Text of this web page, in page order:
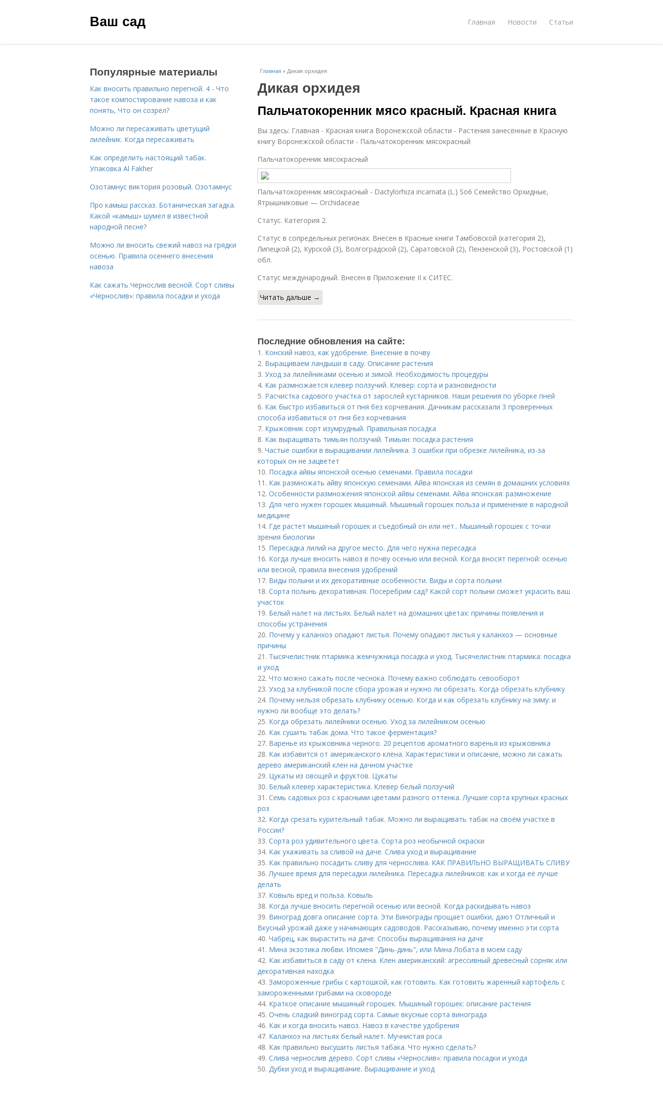
Ваш сад Главная Новости Статьи
Главная » Дикая орхидея
Дикая орхидея
Пальчатокоренник мясо красный. Красная книга
Вы здесь: Главная - Красная книга Воронежской области - Растения занесённые в Красную
книгу Воронежской области - Пальчатокоренник мясокрасный
Пальчатокоренник мясокрасный
Пальчатокоренник мясокрасный - Dactylorhiza incarnata (L.) So6 Семейство Орхидные,
Ятрышниковые — Orchidaceae
Cтатус. Категория 2.
Статус в сопредельных регионах. Внесен в Красные книги Тамбовской (категория 2),
Липецкой (2), Курской (3), Волгоградской (2), Саратовской (2), Пензенской (3), Ростовской (1)
обл.
Статус международный. Внесен в Приложение II к СИТЕС.
Читать дальше →
Последние обновления на сайте:
1. Конский навоз, как удобрение. Внесение в почву
2. Выращиваем ландыши в саду. Описание растения
3. Уход за лилейниками осенью и зимой. Необходимость процедуры
4. Как размножается клевер ползучий. Клевер: сорта и разновидности
5. Расчистка садового участка от зарослей кустарников. Наши решения по уборке пней
6. Как быстро избавиться от пня без корчевания. Дачникам рассказали 3 проверенных
способа избавиться от пня без корчевания
7. Крыжовник сорт изумрудный. Правильная посадка
8. Как выращивать тимьян ползучий. Тимьян: посадка растения
9. Частые ошибки в выращивании лилейника. 3 ошибки при обрезке лилейника, из-за
которых он не зацветет
10. Посадка айвы японской осенью семенами. Правила посадки
11. Как размножать айву японскую семенами. Айва японская из семян в домашних условиях
12. Особенности размножения японской айвы семенами. Айва японская: размножение
13. Для чего нужен горошек мышиный. Мышиный горошек польза и применение в народной
медицине
14. Где растет мышиный горошек и съедобный он или нет.. Мышиный горошек с точки
зрения биологии
15. Пересадка лилий на другое место. Для чего нужна пересадка
16. Когда лучше вносить навоз в почву осенью или весной. Когда вносят перегной: осенью
или весной, правила внесения удобрений
17. Виды полыни и их декоративные особенности. Виды и сорта полыни
18. Сорта полынь декоративная. Посеребрим сад? Какой сорт полыни сможет украсить ваш
участок
19. Белый налет на листьях. Белый налет на домашних цветах: причины появления и
способы устранения
20. Почему у каланхоэ опадают листья. Почему опадают листья у каланхоэ — основные
причины
21. Тысячелистник птармика жемчужница посадка и уход. Тысячелистник птармика: посадка
и уход
22. Что можно сажать после чеснока. Почему важно соблюдать севооборот
23. Уход за клубникой после сбора урожая и нужно ли обрезать. Когда обрезать клубнику
24. Почему нельзя обрезать клубнику осенью. Когда и как обрезать клубнику на зиму: и
нужно ли вообще это делать?
25. Когда обрезать лилейники осенью. Уход за лилейником осенью
26. Как сушить табак дома. Что такое ферментация?
27. Варенье из крыжовника черного. 20 рецептов ароматного варенья из крыжовника
28. Как избавится от американского клёна. Характеристики и описание, можно ли сажать
дерево американский клен на дачном участке
29. Цукаты из овощей и фруктов. Цукаты
30. Белый клевер характеристика. Клевер белый ползучий
31. Семь садовых роз с красными цветами разного оттенка. Лучшие сорта крупных красных
роз
32. Когда срезать курительный табак. Можно ли выращивать табак на своём участке в
России?
33. Сорта роз удивительного цвета. Сорта роз необычной окраски
34. Как ухаживать за сливой на даче. Слива уход и выращивание
35. Как правильно посадить сливу для чернослива. КАК ПРАВИЛЬНО ВЫРАЩИВАТЬ СЛИВУ
36.Лучшее время для пересадки лилейника. Пересадка лилейников: как и когда её лучше
делать
37. Ковыль вред и польза. Ковыль
38. Когда лучше вносить перегной осенью или весной. Когда раскидывать навоз
39. Виноград довга описание сорта. Эти Винограды прощает ошибки, дают Отличный и
Вкусный урожай даже у начинающих садоводов. Рассказываю, почему именно эти сорта
40. Чабрец, как вырастить на даче. Способы выращивания на даче
41. Мина экзотика любви. Ипомея "Динь-динь", или Мина Лобата в моем саду
42. Как избавиться в саду от клена. Клен американский: агрессивный древесный сорняк или
декоративная находка
43. Замороженные грибы с картошкой, как готовить. Как готовить жаренный картофель с
замороженными грибами на сковороде
44. Краткое описание мышиный горошек. Мышиный горошек: описание растения
45. Очень сладкий виноград сорта. Самые вкусные сорта винограда
46. Как и когда вносить навоз. Навоз в качестве удобрения
47. Каланхоэ на листьях белый налет. Мучнистая роса
48. Как правильно высушить листья табака. Что нужно сделать?
49. Слива чернослив дерево. Сорт сливы «Чернослив»: правила посадки и ухода
50. Дубки уход и выращивание. Выращивание и уход
Популярные материалы
Как вносить правильно перегной. 4 - Что
такое компостирование навоза и как
понять, Что он созрел?
Можно ли пересаживать цветущий
лилейник. Когда пересаживать
Как определить настоящий табак.
Упаковка Al Fakher
Озотамнус виктория розовый. Озотамнус
Про камыш рассказ. Ботаническая загадка.
Какой «камыш» шумел в известной
народной песне?
Можно ли вносить свежий навоз на грядки
осенью. Правила осеннего внесения
навоза
Как сажать Чернослив весной. Сорт сливы
«Чернослив»: правила посадки и ухода